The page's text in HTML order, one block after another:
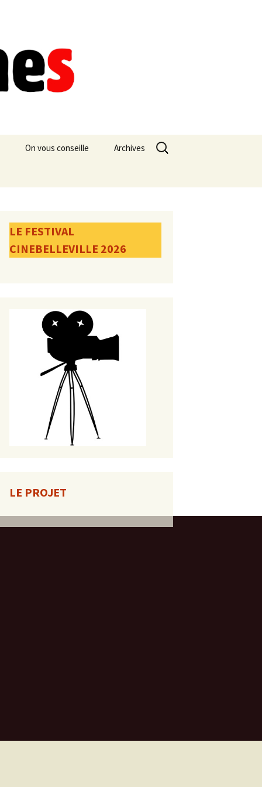
On vous conseille Archives
Rechercher :
LE FESTIVAL
CINEBELLEVILLE 2026
LE PROJET